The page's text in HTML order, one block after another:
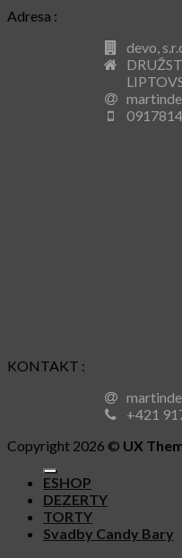
Adresa :
devo,
KONTAKT :
+421
Copyright 2026 © UX
ESHOP
DEZERTY
TORTY
Svadby Candy Bary